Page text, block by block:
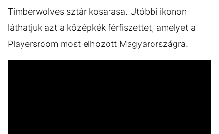
Timberwolves sztár kosarasa. Utóbbi ikonon
láthatjuk azt a középkék férfiszettet, amelyet a
Playersroom most elhozott Magyarországra.